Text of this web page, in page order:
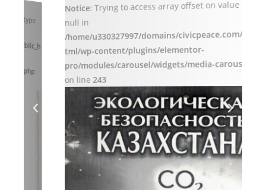
Notice
: Trying to access array offset on value of type
null in
/home/u330327997/domains/civicpeace.com/public_h
tml/wp-content/plugins/elementor-
pro/modules/carousel/widgets/media-carousel.php
on line
243